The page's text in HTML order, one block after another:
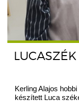
Kerling Alajos
készített Luca